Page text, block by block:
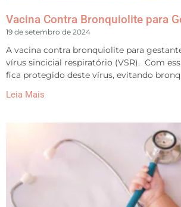
Vacina Contra Bronquiolite para
19 de setembro de 2024
A vacina contra bronquiolite para
vírus sincicial respiratório (VSR). Com
fica protegido deste vírus, evitando
Leia Mais